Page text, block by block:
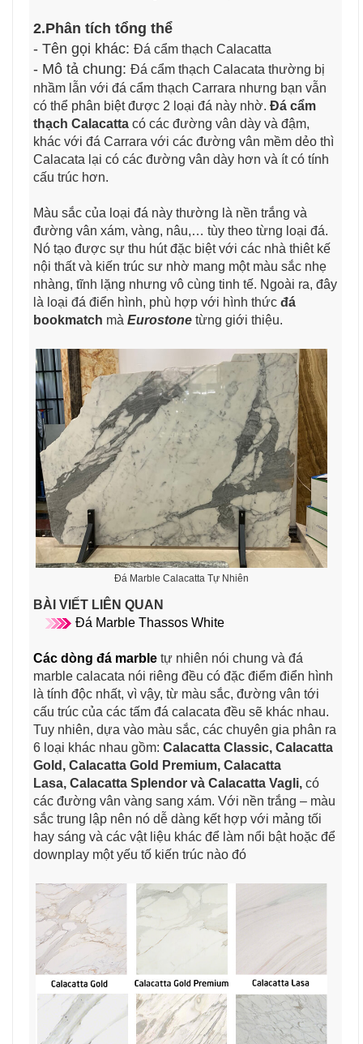
2.Phân tích tổng thể
- Tên gọi khác: Đá cẩm thạch Calacatta
- Mô tả chung: Đá cẩm thạch Calacata thường bị
nhầm lẫn với đá cẩm thạch Carrara nhưng bạn vẫn
có thể phân biệt được 2 loại đá này nhờ. Đá cẩm
thạch Calacatta có các đường vân dày và đậm,
khác với đá Carrara với các đường vân mềm dẻo thì
Calacata lại có các đường vân dày hơn và ít có tính
cấu trúc hơn.
Màu sắc của loại đá này thường là nền trắng và
đường vân xám, vàng, nâu,… tùy theo từng loại đá.
Nó tạo được sự thu hút đặc biệt với các nhà thiêt kế
nội thất và kiến trúc sư nhờ mang một màu sắc nhẹ
nhàng, tĩnh lặng nhưng vô cùng tinh tế. Ngoài ra, đây
là loại đá điển hình, phù hợp với hình thức đá
bookmatch mà Eurostone từng giới thiệu.
Đá Marble Calacatta Tự Nhiên
BÀI VIẾT LIÊN QUAN
Đá Marble Thassos White
Các dòng đá marble tự nhiên nói chung và đá
marble calacata nói riêng đều có đặc điểm điển hình
là tính độc nhất, vì vậy, từ màu sắc, đường vân tới
cấu trúc của các tấm đá calacata đều sẽ khác nhau.
Tuy nhiên, dựa vào màu sắc, các chuyên gia phân ra
6 loại khác nhau gồm: Calacatta Classic, Calacatta
Gold, Calacatta Gold Premium, Calacatta
Lasa, Calacatta Splendor và Calacatta Vagli, có
các đường vân vàng sang xám. Với nền trắng – màu
sắc trung lập nên nó dễ dàng kết hợp với mảng tối
hay sáng và các vật liệu khác để làm nổi bật hoặc để
downplay một yếu tố kiến trúc nào đó